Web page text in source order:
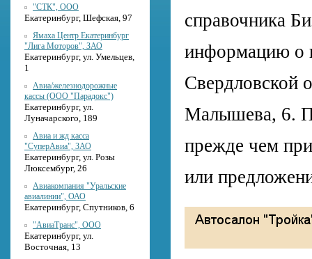
справочника
информацию о
Свердловской
Малышева, 6.
прежде чем
или
"СТК", ООО
Екатеринбург, Шефская, 97
Ямаха Центр Екатеринбург
"Лига Моторов", ЗАО
Екатеринбург, ул. Умельцев,
1
Авиа/железнодорожные
кассы (ООО "Парадокс")
Екатеринбург, ул.
Луначарского, 189
Авиа и жд касса
"СуперАвиа", ЗАО
Екатеринбург, ул. Розы
Люксембург, 26
Авиакомпания "Уральские
авиалинии", ОАО
Екатеринбург, Спутников, 6
"АвиаТранс", ООО
Екатеринбург, ул.
Восточная, 13